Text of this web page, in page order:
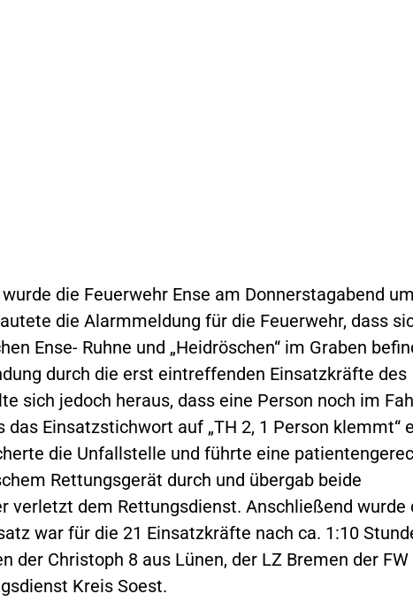
die Feuerwehr Ense am Donnerstagabend
die Alarmmeldung für die Feuerwehr, dass
Ense- Ruhne und „Heidröschen“ im Graben
durch die erst eintreffenden Einsatzkräfte des
sich jedoch heraus, dass eine Person noch im
Einsatzstichwort auf „TH 2, 1 Person klemmt“
die Unfallstelle und führte eine
Rettungsgerät durch und übergab beide
verletzt dem Rettungsdienst. Anschließend wurde
war für die 21 Einsatzkräfte nach ca. 1:10
der Christoph 8 aus Lünen, der LZ Bremen der FW
Kreis Soest.